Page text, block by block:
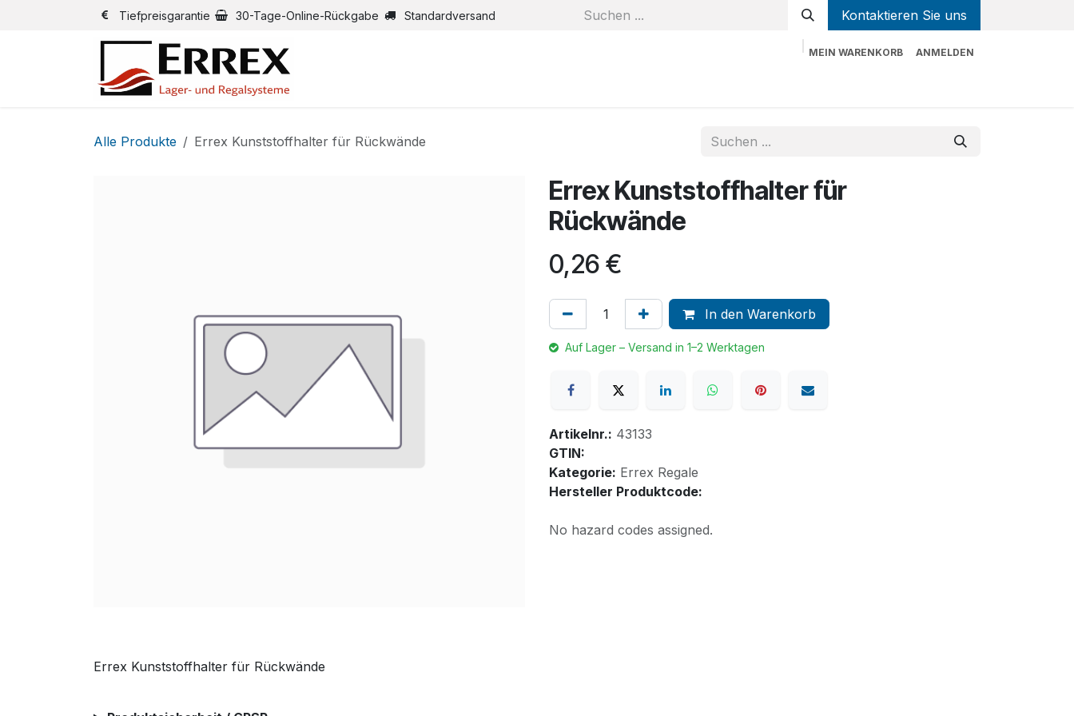
Zum Inhalt springenTiefpreisgarantie 30-Tage-Online-Rückgabe Standardversand Kontaktieren Sie uns
MEIN WARENKORB ANMELDEN
Alle Produkte Errex Kunststoffhalter für Rückwände
Errex Kunststoffhalter für
Rückwände
0,26 €
In den Warenkorb
Auf Lager – Versand in 1–2 Werktagen
Artikelnr.: 43133
GTIN:
Kategorie: Errex Regale
Hersteller Produktcode:
No hazard codes assigned.
Errex Kunststoffhalter für Rückwände